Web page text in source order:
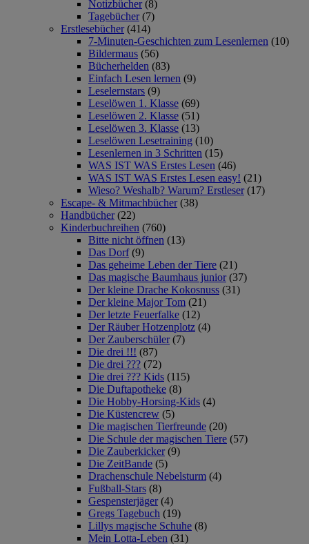
Notizbücher (8)
Tagebücher (7)
Erstlesebücher (414)
7-Minuten-Geschichten zum Lesenlernen (10)
Bildermaus (56)
Bücherhelden (83)
Einfach Lesen lernen (9)
Leselernstars (9)
Leselöwen 1. Klasse (69)
Leselöwen 2. Klasse (51)
Leselöwen 3. Klasse (13)
Leselöwen Lesetraining (10)
Lesenlernen in 3 Schritten (15)
WAS IST WAS Erstes Lesen (46)
WAS IST WAS Erstes Lesen easy! (21)
Wieso? Weshalb? Warum? Erstleser (17)
Escape- & Mitmachbücher (38)
Handbücher (22)
Kinderbuchreihen (760)
Bitte nicht öffnen (13)
Das Dorf (9)
Das geheime Leben der Tiere (21)
Das magische Baumhaus junior (37)
Der kleine Drache Kokosnuss (31)
Der kleine Major Tom (21)
Der letzte Feuerfalke (12)
Der Räuber Hotzenplotz (4)
Der Zauberschüler (7)
Die drei !!! (87)
Die drei ??? (72)
Die drei ??? Kids (115)
Die Duftapotheke (8)
Die Hobby-Horsing-Kids (4)
Die Küstencrew (5)
Die magischen Tierfreunde (20)
Die Schule der magischen Tiere (57)
Die Zauberkicker (9)
Die ZeitBande (5)
Drachenschule Nebelsturm (4)
Fußball-Stars (8)
Gespensterjäger (4)
Gregs Tagebuch (19)
Lillys magische Schuhe (8)
Mein Lotta-Leben (31)